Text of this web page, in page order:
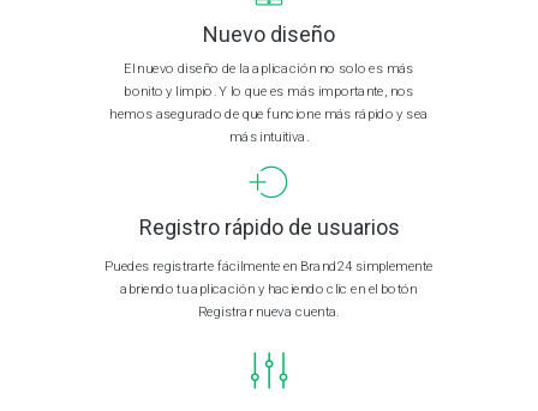
Nuevo diseño
El nuevo diseño de la aplicación no solo es más
bonito y limpio. Y lo que es más importante, nos
hemos asegurado de que funcione más rápido y sea
más intuitiva.
Puedes registrarte fácilmente en Brand24 simplemente
abriendo tu aplicación y haciendo clic en el botón
Registrar nueva cuenta.
Registro rápido de usuarios